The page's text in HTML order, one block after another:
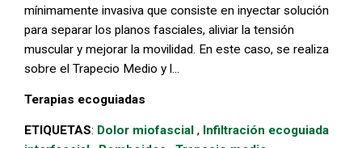
mínimamente invasiva que consiste en inyectar solución
para separar los planos fasciales, aliviar la tensión
muscular y mejorar la movilidad. En este caso, se realiza
sobre el Trapecio Medio y l...
Terapias ecoguiadas
ETIQUETAS: Dolor miofascial , Infiltración ecoguiada